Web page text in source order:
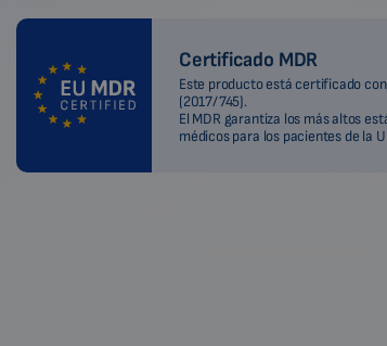
Certificado MDR
Este producto está certificado
(2017/745).
El MDR garantiza los más altos
médicos para los pacientes de la